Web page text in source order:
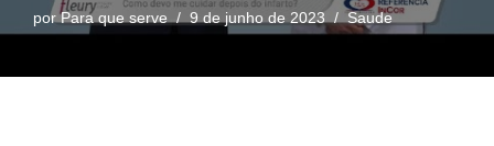
porPara que serve 9 de junho de 2023 Saude